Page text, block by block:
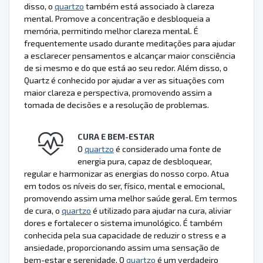
disso, o quartzo também está associado à clareza
mental. Promove a concentração e desbloqueia a
memória, permitindo melhor clareza mental. É
frequentemente usado durante meditações para ajudar
a esclarecer pensamentos e alcançar maior consciência
de si mesmo e do que está ao seu redor. Além disso, o
Quartz é conhecido por ajudar a ver as situações com
maior clareza e perspectiva, promovendo assim a
tomada de decisões e a resolução de problemas.
CURA E BEM-ESTAR
O quartzo é considerado uma fonte de
energia pura, capaz de desbloquear,
regular e harmonizar as energias do nosso corpo. Atua
em todos os níveis do ser, físico, mental e emocional,
promovendo assim uma melhor saúde geral. Em termos
de cura, o quartzo é utilizado para ajudar na cura, aliviar
dores e fortalecer o sistema imunológico. É também
conhecida pela sua capacidade de reduzir o stress e a
ansiedade, proporcionando assim uma sensação de
bem-estar e serenidade. O quartzo é um verdadeiro